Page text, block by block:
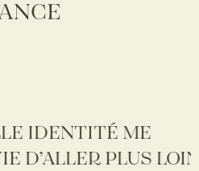
ME
PLUS LOIN